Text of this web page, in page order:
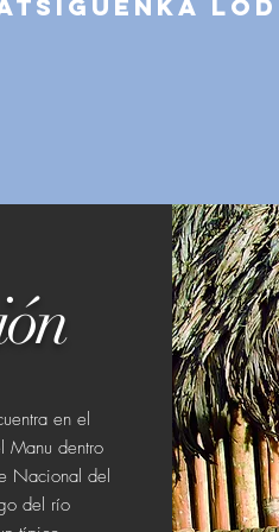
en el
Manu dentro
Nacional del
del río